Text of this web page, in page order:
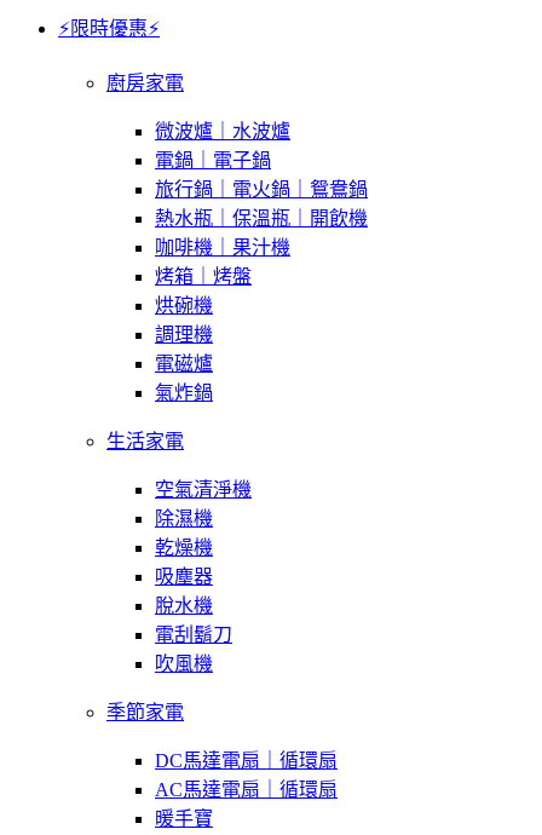
⚡限時優惠⚡
廚房家電
微波爐｜水波爐
電鍋｜電子鍋
旅行鍋｜電火鍋｜鴛鴦鍋
熱水瓶｜保溫瓶｜開飲機
咖啡機｜果汁機
烤箱｜烤盤
烘碗機
調理機
電磁爐
氣炸鍋
生活家電
空氣清淨機
除濕機
乾燥機
吸塵器
脫水機
電刮鬍刀
吹風機
季節家電
DC馬達電扇｜循環扇
AC馬達電扇｜循環扇
暖手寶